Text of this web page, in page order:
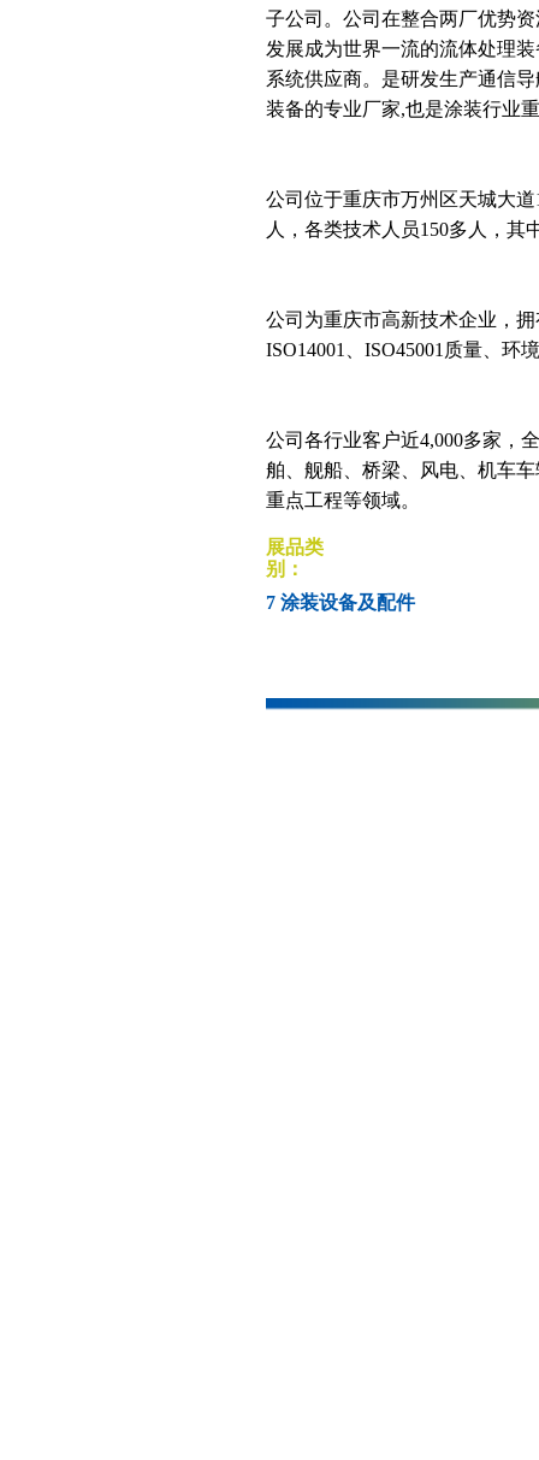
子公司。公司在整合两厂优势
发展成为世界一流的流体处理
系统供应商。是研发生产通信
装备的专业厂家,也是涂装行业
公司位于重庆市万州区天城大
人，各类技术人员150多人，其
公司为重庆市高新技术企业，
ISO14001、ISO45001质量、环
公司各行业客户近4,000多家，
舶、舰船、桥梁、风电、机车
重点工程等领域。
展品类
别：
7 涂装设备及配件